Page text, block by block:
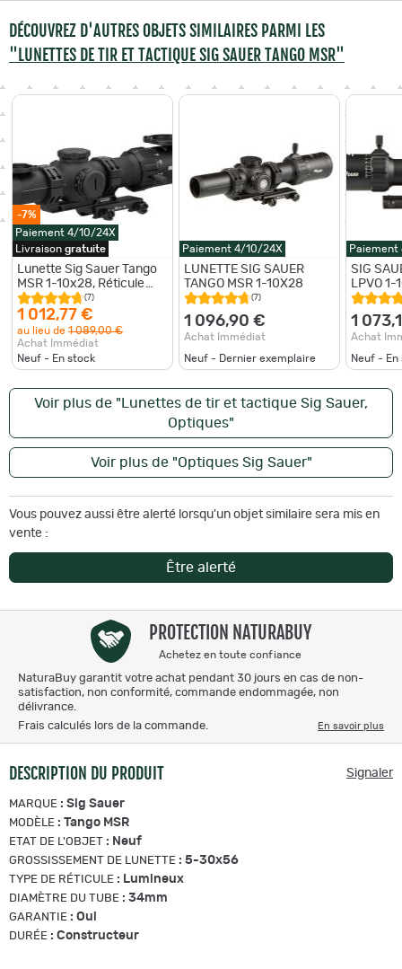
DÉCOUVREZ D'AUTRES OBJETS SIMILAIRES PARMI LES
"LUNETTES DE TIR ET TACTIQUE SIG SAUER TANGO MSR"
-7%
Paiement 4/10/24X
Livraison gratuite
Lunette Sig Sauer Tango
MSR 1-10x28, Réticule
BDC10 lumineux, livré
avec montage
(7)
1 012,77 €
au lieu de 1 089,00 €
Achat Immédiat
Neuf - En stock
Paiement 4/10/24X
LUNETTE SIG SAUER
TANGO MSR 1-10X28
(7)
1 096,90 €
Achat Immédiat
Neuf - Dernier exemplaire
SIG
LPVO
1
Achat
Neuf - En
Voir plus de "Lunettes de tir et tactique Sig Sauer,
Optiques"
Voir plus de "Optiques Sig Sauer"
Vous pouvez aussi être alerté lorsqu'un objet similaire sera mis en
vente :
Être alerté
PROTECTION NATURABUY
Achetez en toute confiance
NaturaBuy garantit votre achat pendant 30 jours en cas de non-
satisfaction, non conformité, commande endommagée, non
délivrance.
Frais calculés lors de la commande.
En savoir plus
DESCRIPTION DU PRODUIT Signaler
MARQUE : Sig Sauer
MODÈLE : Tango MSR
ETAT DE L'OBJET : Neuf
GROSSISSEMENT DE LUNETTE : 5-30x56
TYPE DE RÉTICULE : Lumineux
DIAMÈTRE DU TUBE : 34mm
GARANTIE : Oui
DURÉE : Constructeur